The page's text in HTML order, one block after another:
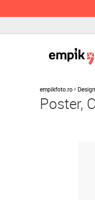
empikfoto.ro
Poster,